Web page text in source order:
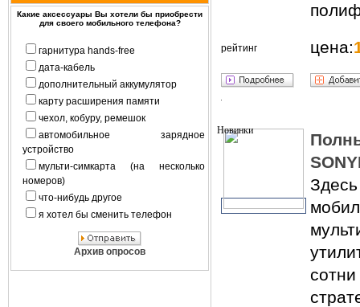
Какие аксессуары Вы хотели бы приобрести
для своего мобильного телефона?
гарнитура hands-free
дата-кабель
дополнительный аккумулятор
карту расширения памяти
чехол, кобуру, ремешок
автомобильное зарядное
устройство
мульти-симкарта (на несколько
номеров)
что-нибудь другое
я хотел бы сменить телефон
Архив опросов
рейтинг цена: